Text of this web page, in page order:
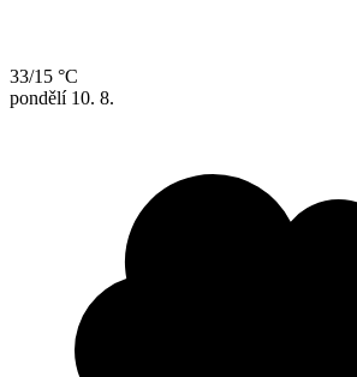
33/15 °C
pondělí 10. 8.